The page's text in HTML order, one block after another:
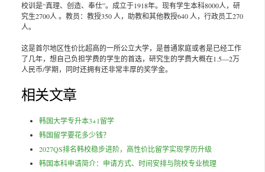
校训是“真理、创造、奉仕”。成立于1918年。现有学生本科8000人，研
究生2700人 。教员：教授350 人，助教和其他教授640 人，行政员工270
人。
这是首尔地区性价比超高的一所公立大学，是普通家庭或者是已经工作
了几年，想自己负担学费的学生的首选，研究生的学费大概在1.5—2万
人民币/学期，同时还拥有还非常丰厚的奖学金。
相关文章
韩国大学专升本3+1留学
韩国留学要花多少钱？
2027QS排名韩校稳步进阶，高性价比留学实现学历升级
韩国本科申请简介：申请方式、时间安排与院校专业梳理